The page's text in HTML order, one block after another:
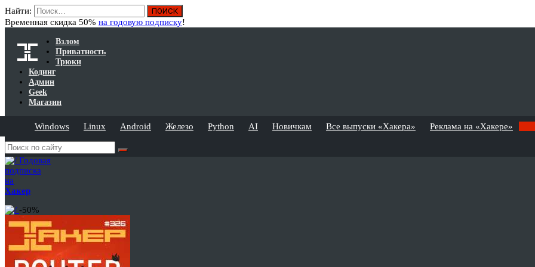
Найти:
Временная скидка 50% на годовую подписку!
Взлом
Приватность
Трюки
Кодинг
Админ
Geek
Магазин
Windows Linux Android Железо Python AI Новичкам Все выпуски «Хакера» Реклама на «Хакере»
Годовая
подписка
на
Хакер
-50%